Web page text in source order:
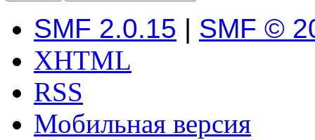
SMF 2.0.15 | SMF ©
XHTML
RSS
Мобильная версия